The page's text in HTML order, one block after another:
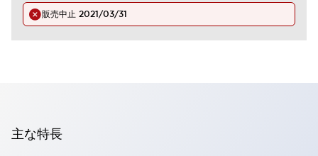
販売中止 2021/03/31
主な特長